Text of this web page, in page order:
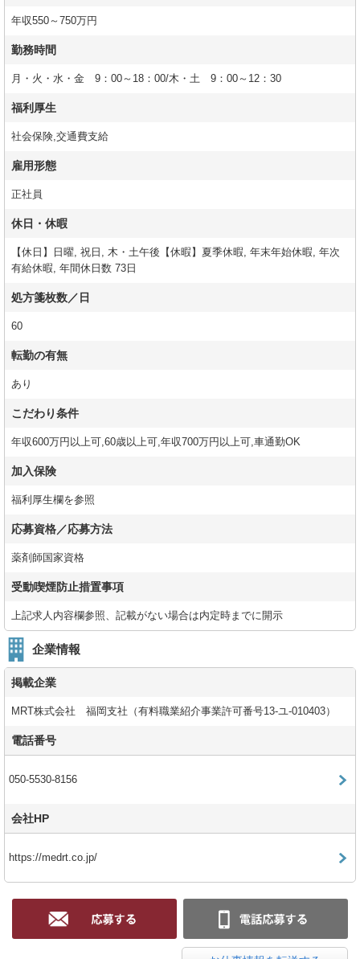
年収550～750万円
勤務時間
月・火・水・金 9：00～18：00/木・土 9：00～12：30
福利厚生
社会保険,交通費支給
雇用形態
正社員
休日・休暇
【休日】日曜, 祝日, 木・土午後【休暇】夏季休暇, 年末年始休暇, 年次
有給休暇, 年間休日数 73日
処方箋枚数／日
60
転勤の有無
あり
こだわり条件
年収600万円以上可,60歳以上可,年収700万円以上可,車通勤OK
加入保険
福利厚生欄を参照
応募資格／応募方法
薬剤師国家資格
受動喫煙防止措置事項
上記求人内容欄参照、記載がない場合は内定時までに開示
企業情報
掲載企業
MRT株式会社 福岡支社（有料職業紹介事業許可番号13-ユ-010403）
電話番号
050-5530-8156
会社HP
https://medrt.co.jp/